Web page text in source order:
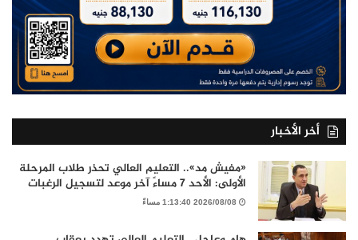
أخر الأخبار
«مفيش مد».. التعليم العالي تحذر طلاب المرحلة
الأولى: الأحد 7 مساءً آخر موعد لتسجيل الرغبات
2026/08/08 1:13:40 مساءً